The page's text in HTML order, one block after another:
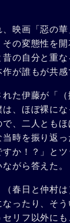
映画「惡の
の変態性を
の自分と重
が誰もが共
た伊藤が「
、ほぼ裸に
で、二人とも
時を振り返
すか！？」と
がら答えた。
春日と仲村
ったり、そ
リフ以外に